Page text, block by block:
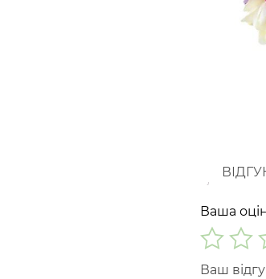
Ваша
Ваш